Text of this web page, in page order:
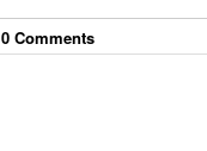
0 Comments